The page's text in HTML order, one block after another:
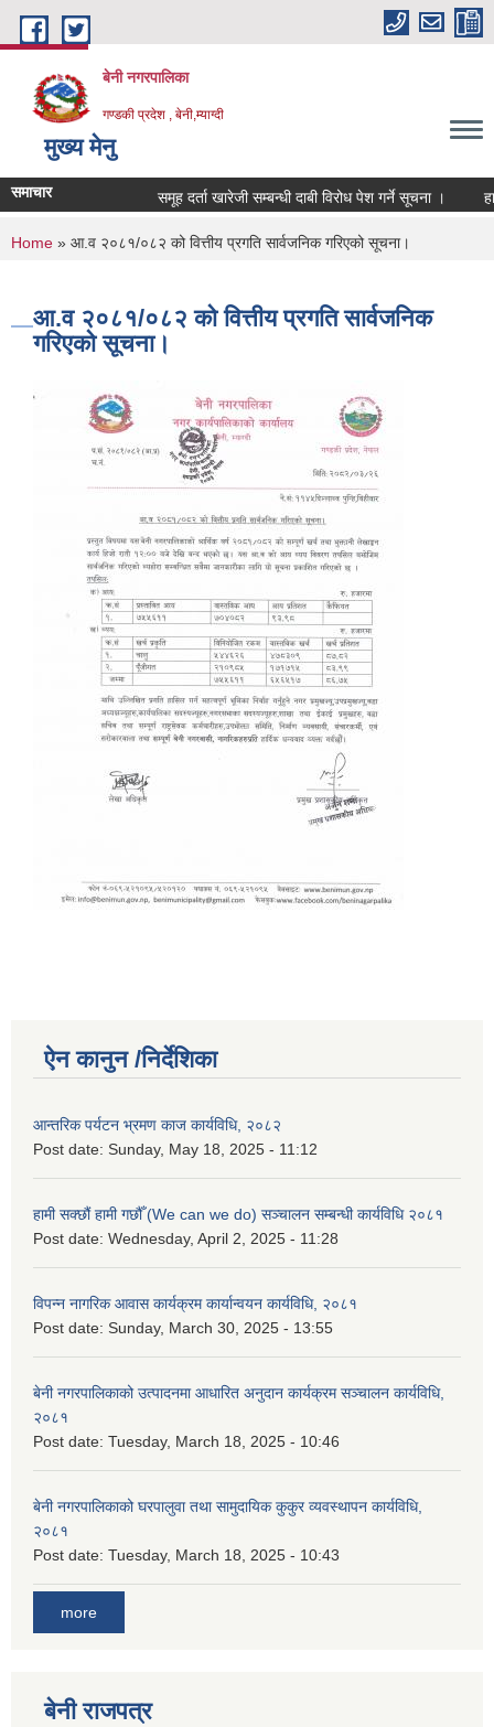
Skip to main content
बेनी नगरपालिका
गण्डकी प्रदेश , बेनी,म्याग्दी
मुख्य मेनु
समाचार समूह दर्ता खारेजी सम्बन्धी दाबी विरोध पेश गर्ने सूचना ।
You are here
Home » आ.व २०८१/०८२ को वित्तीय प्रगति सार्वजनिक गरिएको सूचना।
आ.व २०८१/०८२ को वित्तीय प्रगति सार्वजनिक
गरिएको सूचना।
ऐन कानुन /निर्देशिका
आन्तरिक पर्यटन भ्रमण काज कार्यविधि, २०८२
Post date: Sunday, May 18, 2025 - 11:12
हामी सक्छौं हामी गछौँ (We can we do) सञ्चालन सम्बन्धी कार्यविधि २०८१
Post date: Wednesday, April 2, 2025 - 11:28
विपन्न नागरिक आवास कार्यक्रम कार्यान्वयन कार्यविधि, २०८१
Post date: Sunday, March 30, 2025 - 13:55
बेनी नगरपालिकाको उत्पादनमा आधारित अनुदान कार्यक्रम सञ्‍चालन कार्यविधि,
२०८१
Post date: Tuesday, March 18, 2025 - 10:46
बेनी नगरपालिकाको घरपालुवा तथा सामुदायिक कुकुर व्यवस्थापन कार्यविधि,
२०८१
Post date: Tuesday, March 18, 2025 - 10:43
more
बेनी राजपत्र